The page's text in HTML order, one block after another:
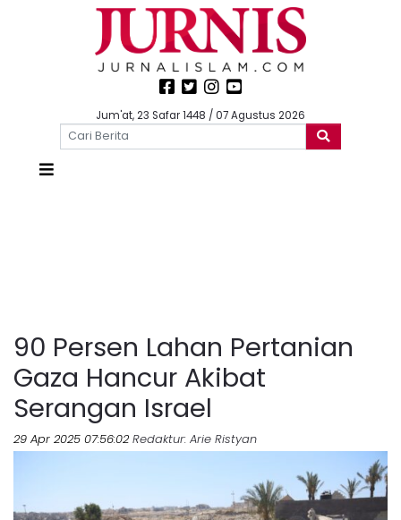
Jum'at, 23 Safar 1448 / 07 Agustus 2026
90 Persen Lahan Pertanian
Gaza Hancur Akibat
Serangan Israel
29 Apr 2025 07:56:02 Redaktur: Arie Ristyan